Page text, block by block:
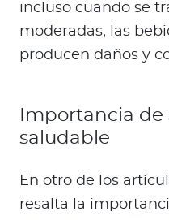
incluso cuando se
moderadas, las
producen daños y
Importancia
saludable
En otro de los
resalta la